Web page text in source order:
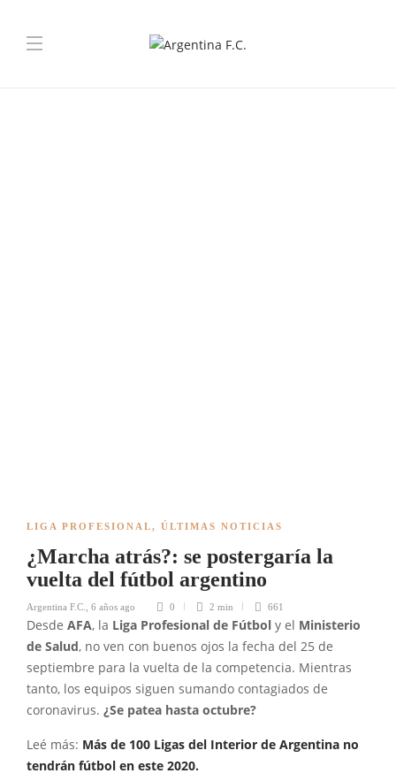
LIGA PROFESIONAL, ÚLTIMAS NOTICIAS
¿Marcha atrás?: se postergaría la
vuelta del fútbol argentino
Argentina F.C. 6 años ago 0 2 min 661
Desde AFA, la Liga Profesional de Fútbol y el Ministerio
de Salud, no ven con buenos ojos la fecha del 25 de
septiembre para la vuelta de la competencia. Mientras
tanto, los equipos siguen sumando contagiados de
coronavirus. ¿Se patea hasta octubre?
Leé más: Más de 100 Ligas del Interior de Argentina no
tendrán fútbol en este 2020.